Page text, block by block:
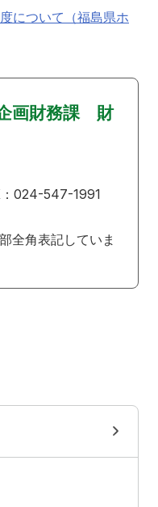
について（福島県ホ
画財務課 財
024-547-1991
全角表記していま